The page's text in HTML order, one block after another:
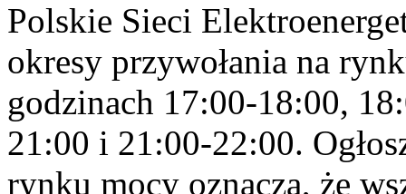
Polskie Sieci
okresy przywołania na
godzinach 17:00-18:00,
21:00 i 21:00-22:00.
rynku mocy oznacza, że